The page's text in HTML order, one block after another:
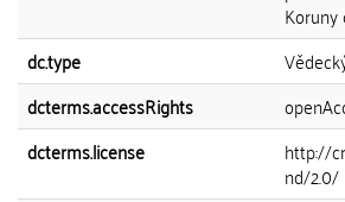
Koruny
dc.type
dcterms.accessRights
dcterms.license
http://
nd/2.0/